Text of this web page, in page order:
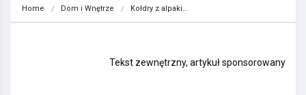
Home Dom i Wnętrze Kołdry z alpaki…
Tekst zewnętrzny, artykuł sponsorowany